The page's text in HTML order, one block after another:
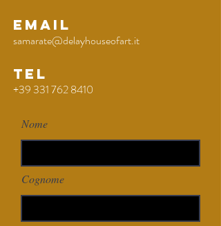
EMAIL
samarate@delayhouseofart.it
TEL
+39 331 762 8410
Nome
Cognome